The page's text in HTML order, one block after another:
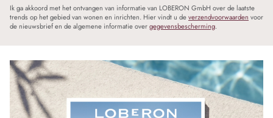
Ik ga akkoord met het ontvangen van informatie van LOBERON GmbH over de laatste
trends op het gebied van wonen en inrichten. Hier vindt u deverzendvoorwaarden voor
de nieuwsbrief en de algemene informatie overgegevensbescherming.